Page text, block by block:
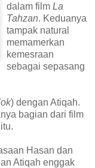
dalam film La
Tahzan. Keduanya
tampak natural
memamerkan
kemesraan
sebagai sepasang
) dengan Atiqah.
bagian dari film
Hasan dan
Atiqah enggak